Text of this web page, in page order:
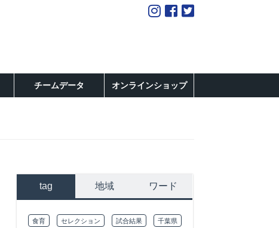
チームデータ オンラインショップ
tag 地域 ワード
食育 セレクション 試合結果 千葉県